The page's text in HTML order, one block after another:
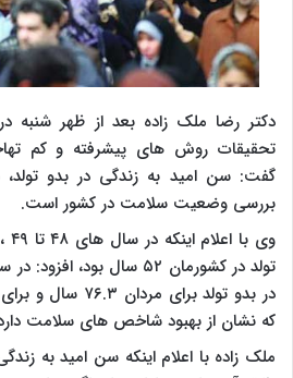
دکتر رضا ملک زاده بعد از ظهر شنبه
تحقیقات روش های پیشرفته و کم
گفت: سن امید به زندگی در بدو
بررسی وضعیت سلامت در کشور است.
که نشان از بهبود شاخص های سلامت
ملک زاده با اعلام اینکه سن امید به